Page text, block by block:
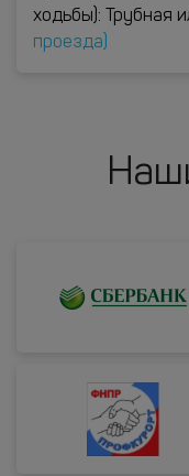
ходьбы): Трубная
проезда)